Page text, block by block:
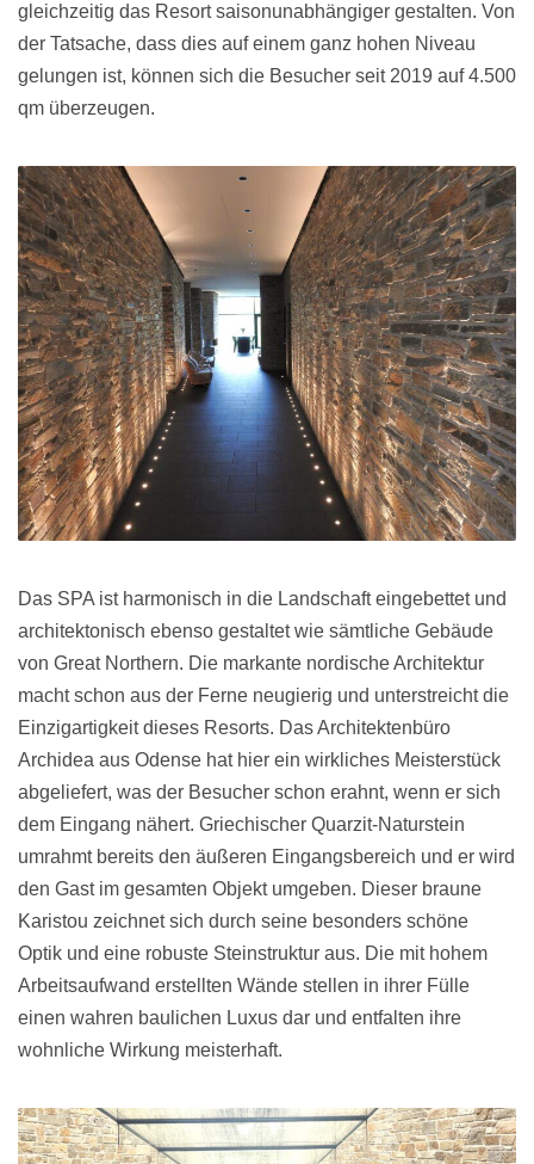
gleichzeitig das Resort saisonunabhängiger gestalten. Von
der Tatsache, dass dies auf einem ganz hohen Niveau
gelungen ist, können sich die Besucher seit 2019 auf 4.500
qm überzeugen.
Das SPA ist harmonisch in die Landschaft eingebettet und
architektonisch ebenso gestaltet wie sämtliche Gebäude
von Great Northern. Die markante nordische Architektur
macht schon aus der Ferne neugierig und unterstreicht die
Einzigartigkeit dieses Resorts. Das Architektenbüro
Archidea aus Odense hat hier ein wirkliches Meisterstück
abgeliefert, was der Besucher schon erahnt, wenn er sich
dem Eingang nähert. Griechischer Quarzit-Naturstein
umrahmt bereits den äußeren Eingangsbereich und er wird
den Gast im gesamten Objekt umgeben. Dieser braune
Karistou zeichnet sich durch seine besonders schöne
Optik und eine robuste Steinstruktur aus. Die mit hohem
Arbeitsaufwand erstellten Wände stellen in ihrer Fülle
einen wahren baulichen Luxus dar und entfalten ihre
wohnliche Wirkung meisterhaft.